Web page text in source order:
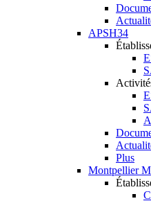
APSH34
Plus
Montpellier